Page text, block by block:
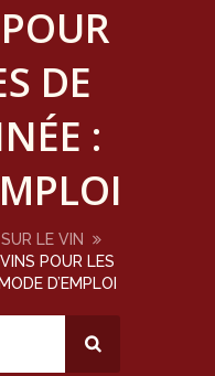
DE
:
LE VIN
POUR LES
D’EMPLOI